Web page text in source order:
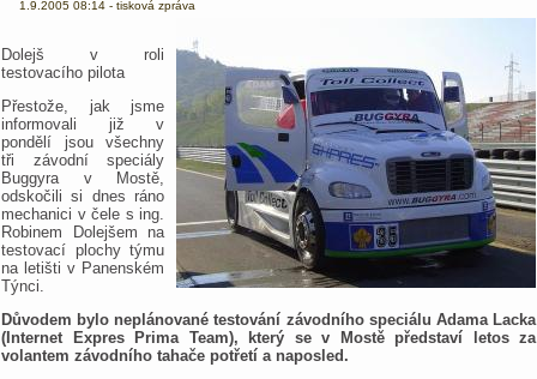
1.9.2005 08:14 - tisková zpráva
Dolejš v roli
testovacího pilota
Přestože, jak jsme
informovali již v
pondělí jsou všechny
tři závodní speciály
Buggyra v Mostě,
odskočili si dnes ráno
mechanici v čele s ing.
Robinem Dolejšem na
testovací plochy týmu
na letišti v Panenském
Týnci.
Důvodem bylo neplánované testování závodního speciálu Adama Lacka
(Internet Expres Prima Team), který se v Mostě představí letos za
volantem závodního tahače potřetí a naposled.